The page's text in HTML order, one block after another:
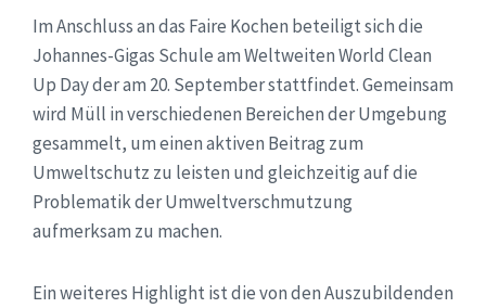
Im Anschluss an das Faire Kochen beteiligt sich die
Johannes-Gigas Schule am Weltweiten World Clean
Up Day der am 20. September stattfindet. Gemeinsam
wird Müll in verschiedenen Bereichen der Umgebung
gesammelt, um einen aktiven Beitrag zum
Umweltschutz zu leisten und gleichzeitig auf die
Problematik der Umweltverschmutzung
aufmerksam zu machen.
Ein weiteres Highlight ist die von den Auszubildenden